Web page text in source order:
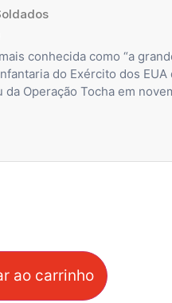
conhecida como “a
do Exército dos EUA
Operação Tocha em
ao carrinho